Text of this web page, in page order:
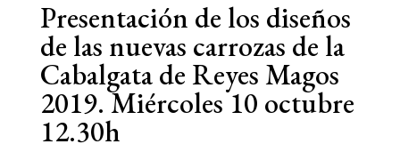
Presentación de los diseños
de las nuevas carrozas de la
Cabalgata de Reyes Magos
2019. Miércoles 10 octubre
12.30h